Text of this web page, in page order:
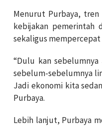
Menurut Purbaya,
kebijakan pemerintah
sekaligus
“Dulu kan sebelumnya
sebelum-sebelumnya
Jadi ekonomi kita
Purbaya.
Lebih lanjut, Purbaya